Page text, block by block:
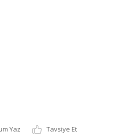
Yaz
Tavsiye Et